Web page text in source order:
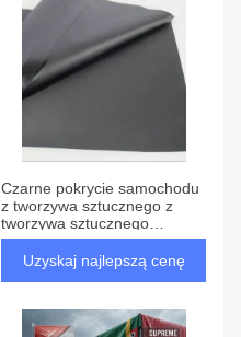
Czarne pokrycie samochodu
z tworzywa sztucznego z
tworzywa sztucznego
winylowego
Uzyskaj najlepszą cenę